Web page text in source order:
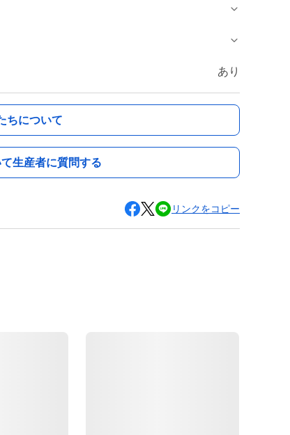
あり
ちについて
生産者に質問する
リンクをコピー